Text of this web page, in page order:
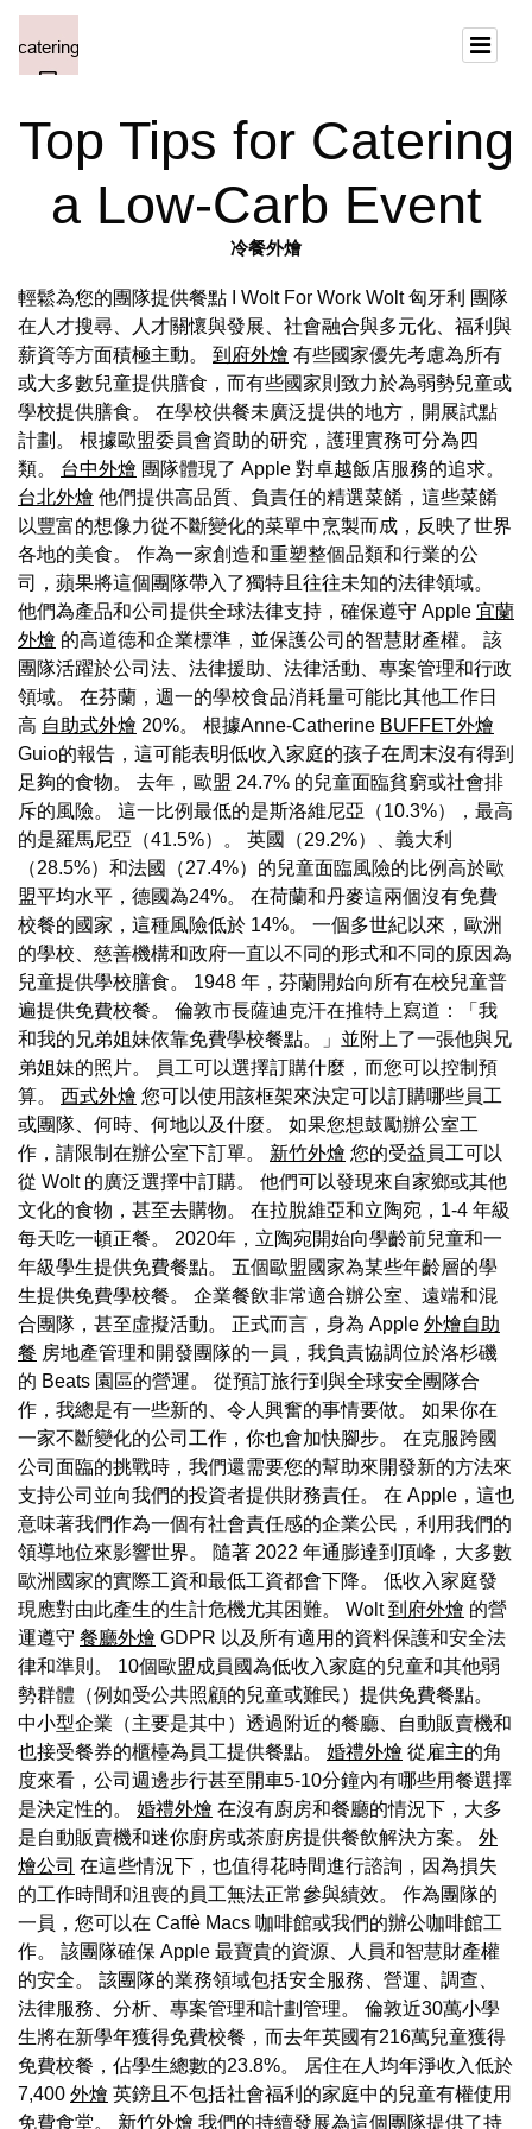
Top Tips for Catering
a Low-Carb Event
冷餐外燴
輕鬆為您的團隊提供餐點 I Wolt For Work Wolt 匈牙利 團隊
在人才搜尋、人才關懷與發展、社會融合與多元化、福利與
薪資等方面積極主動。 到府外燴 有些國家優先考慮為所有
或大多數兒童提供膳食，而有些國家則致力於為弱勢兒童或
學校提供膳食。 在學校供餐未廣泛提供的地方，開展試點
計劃。 根據歐盟委員會資助的研究，護理實務可分為四
類。 台中外燴 團隊體現了 Apple 對卓越飯店服務的追求。
台北外燴 他們提供高品質、負責任的精選菜餚，這些菜餚
以豐富的想像力從不斷變化的菜單中烹製而成，反映了世界
各地的美食。 作為一家創造和重塑整個品類和行業的公
司，蘋果將這個團隊帶入了獨特且往往未知的法律領域。
他們為產品和公司提供全球法律支持，確保遵守 Apple 宜蘭
外燴 的高道德和企業標準，並保護公司的智慧財產權。 該
團隊活躍於公司法、法律援助、法律活動、專案管理和行政
領域。 在芬蘭，週一的學校食品消耗量可能比其他工作日
高 自助式外燴 20%。 根據Anne-Catherine BUFFET外燴
Guio的報告，這可能表明低收入家庭的孩子在周末沒有得到
足夠的食物。 去年，歐盟 24.7% 的兒童面臨貧窮或社會排
斥的風險。 這一比例最低的是斯洛維尼亞（10.3%），最高
的是羅馬尼亞（41.5%）。 英國（29.2%）、義大利
（28.5%）和法國（27.4%）的兒童面臨風險的比例高於歐
盟平均水平，德國為24%。 在荷蘭和丹麥這兩個沒有免費
校餐的國家，這種風險低於 14%。 一個多世紀以來，歐洲
的學校、慈善機構和政府一直以不同的形式和不同的原因為
兒童提供學校膳食。 1948 年，芬蘭開始向所有在校兒童普
遍提供免費校餐。 倫敦市長薩迪克汗在推特上寫道：「我
和我的兄弟姐妹依靠免費學校餐點。」並附上了一張他與兄
弟姐妹的照片。 員工可以選擇訂購什麼，而您可以控制預
算。 西式外燴 您可以使用該框架來決定可以訂購哪些員工
或團隊、何時、何地以及什麼。 如果您想鼓勵辦公室工
作，請限制在辦公室下訂單。 新竹外燴 您的受益員工可以
從 Wolt 的廣泛選擇中訂購。 他們可以發現來自家鄉或其他
文化的食物，甚至去購物。 在拉脫維亞和立陶宛，1-4 年級
每天吃一頓正餐。 2020年，立陶宛開始向學齡前兒童和一
年級學生提供免費餐點。 五個歐盟國家為某些年齡層的學
生提供免費學校餐。 企業餐飲非常適合辦公室、遠端和混
合團隊，甚至虛擬活動。 正式而言，身為 Apple 外燴自助
餐 房地產管理和開發團隊的一員，我負責協調位於洛杉磯
的 Beats 園區的營運。 從預訂旅行到與全球安全團隊合
作，我總是有一些新的、令人興奮的事情要做。 如果你在
一家不斷變化的公司工作，你也會加快腳步。 在克服跨國
公司面臨的挑戰時，我們還需要您的幫助來開發新的方法來
支持公司並向我們的投資者提供財務責任。 在 Apple，這也
意味著我們作為一個有社會責任感的企業公民，利用我們的
領導地位來影響世界。 隨著 2022 年通膨達到頂峰，大多數
歐洲國家的實際工資和最低工資都會下降。 低收入家庭發
現應對由此產生的生計危機尤其困難。 Wolt到府外燴 的營
運遵守 餐廳外燴 GDPR 以及所有適用的資料保護和安全法
律和準則。 10個歐盟成員國為低收入家庭的兒童和其他弱
勢群體（例如受公共照顧的兒童或難民）提供免費餐點。
中小型企業（主要是其中）透過附近的餐廳、自動販賣機和
也接受餐券的櫃檯為員工提供餐點。 婚禮外燴 從雇主的角
度來看，公司週邊步行甚至開車5-10分鐘內有哪些用餐選擇
是決定性的。 婚禮外燴 在沒有廚房和餐廳的情況下，大多
是自動販賣機和迷你廚房或茶廚房提供餐飲解決方案。 外
燴公司 在這些情況下，也值得花時間進行諮詢，因為損失
的工作時間和沮喪的員工無法正常參與績效。 作為團隊的
一員，您可以在 Caffè Macs 咖啡館或我們的辦公咖啡館工
作。 該團隊確保 Apple 最寶貴的資源、人員和智慧財產權
的安全。 該團隊的業務領域包括安全服務、營運、調查、
法律服務、分析、專案管理和計劃管理。 倫敦近30萬小學
生將在新學年獲得免費校餐，而去年英國有216萬兒童獲得
免費校餐，佔學生總數的23.8%。 居住在人均年淨收入低於
7,400 外燴 英鎊且不包括社會福利的家庭中的兒童有權使用
免費食堂。 新竹外燴 我們的持續發展為這個團隊提供了持